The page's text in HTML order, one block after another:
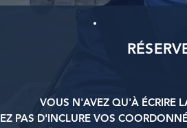
VOUS N'AVEZ QU'À ÉCRIRE
PAS D'INCLURE VOS